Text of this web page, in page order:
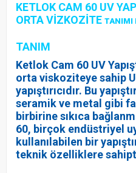
KETLOK CAM 60 UV
ORTA VİZKOZİTE TANIMI
TANIM
Ketlok Cam 60 UV
orta viskoziteye sahip
yapıştırıcıdır. Bu
seramik ve metal gibi
birbirine sıkıca
60, birçok endüstriyel
kullanılabilen bir
teknik özelliklere